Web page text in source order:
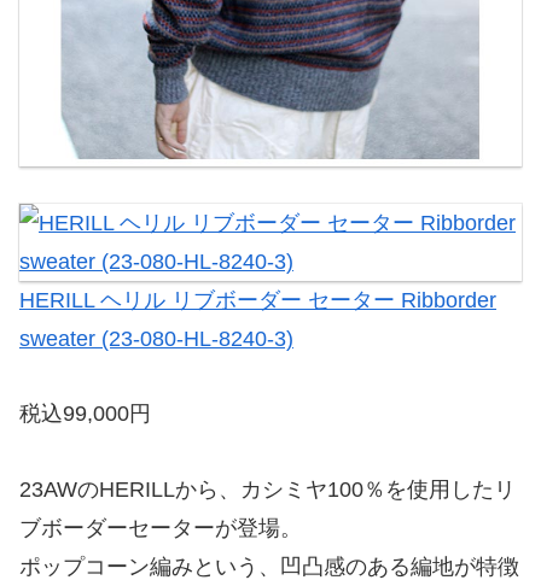
HERILL ヘリル リブボーダー セーター Ribborder
sweater (23-080-HL-8240-3)
税込99,000円
23AWのHERILLから、カシミヤ100％を使用したリ
ブボーダーセーターが登場。
ポップコーン編みという、凹凸感のある編地が特徴